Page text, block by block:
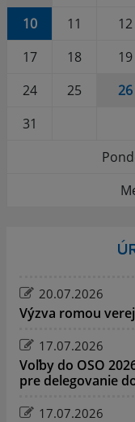
10
11 12
17
18 19
24
25 26
31
20.07.2026
Výzva romou
17.07.2026
Voľby do OSO
pre delegovanie
17.07.2026